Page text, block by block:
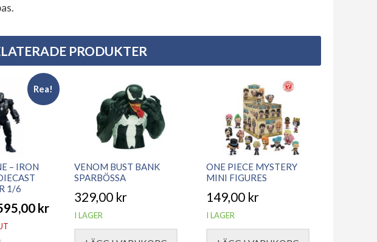
PRODUKTER
Rea!
– IRON
1/6
kr
VENOM BUST BANK
SPARBÖSSA
329,00 kr
I LAGER
ONE PIECE MYSTERY
MINI FIGURES
149,00 kr
I LAGER